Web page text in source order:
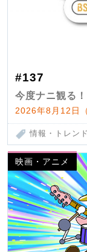
#137
今度ナニ観る
2026年8月12日
情報・トレンド
映画・アニメ